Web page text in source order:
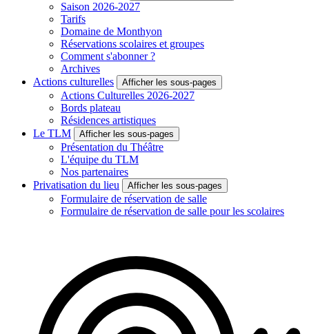
Saison 2026-2027
Tarifs
Domaine de Monthyon
Réservations scolaires et groupes
Comment s'abonner ?
Archives
Actions culturelles
Afficher les sous-pages
Actions Culturelles 2026-2027
Bords plateau
Résidences artistiques
Le TLM
Afficher les sous-pages
Présentation du Théâtre
L'équipe du TLM
Nos partenaires
Privatisation du lieu
Afficher les sous-pages
Formulaire de réservation de salle
Formulaire de réservation de salle pour les scolaires